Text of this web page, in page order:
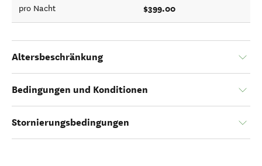
pro Nacht $399.00
Altersbeschränkung
Bedingungen und Konditionen
Stornierungsbedingungen